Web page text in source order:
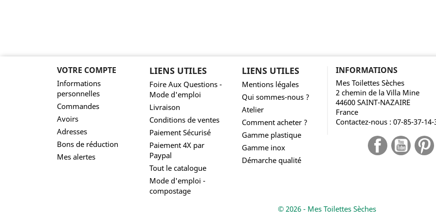
VOTRE COMPTE
Informations
personnelles
Commandes
Avoirs
Adresses
Bons de réduction
Mes alertes
LIENS UTILES
Foire Aux Questions -
Mode d'emploi
Livraison
Conditions de ventes
Paiement Sécurisé
Paiement 4X par
Paypal
Tout le catalogue
Mode d'emploi -
compostage
LIENS UTILES
Mentions légales
Qui sommes-nous ?
Atelier
Comment acheter ?
Gamme plastique
Gamme inox
Démarche qualité
INFORMATIONS
Mes Toilettes Sèches
2 chemin de la Villa Mine
44600 SAINT-NAZAIRE
France
Contactez-nous : 07-85-37-14-
Facebook
© 2026 - Mes Toilettes Sèches